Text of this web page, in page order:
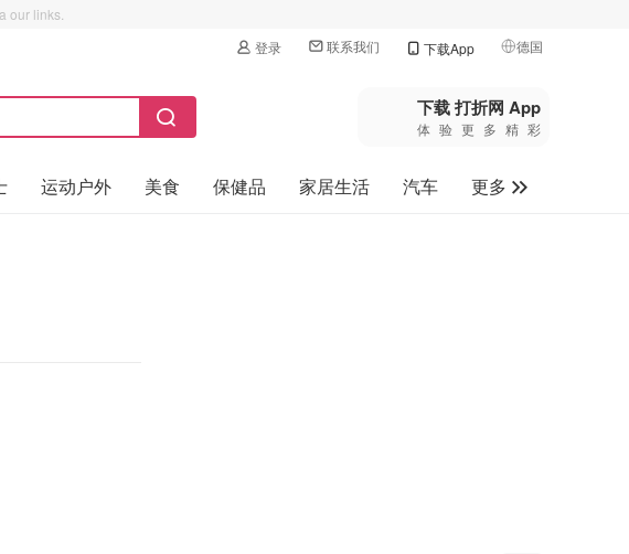
our links.
登录 联系我们 下载App 德国
🇺🇸美国
🇨🇳中国
🇨🇦加拿大
下载 打折网 App
体验更多精彩
运动户外 美食 保健品 家居生活 汽车
更多